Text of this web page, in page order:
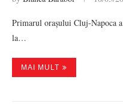
Primarul orașului Cluj-Napoca
la…
MAI MULT